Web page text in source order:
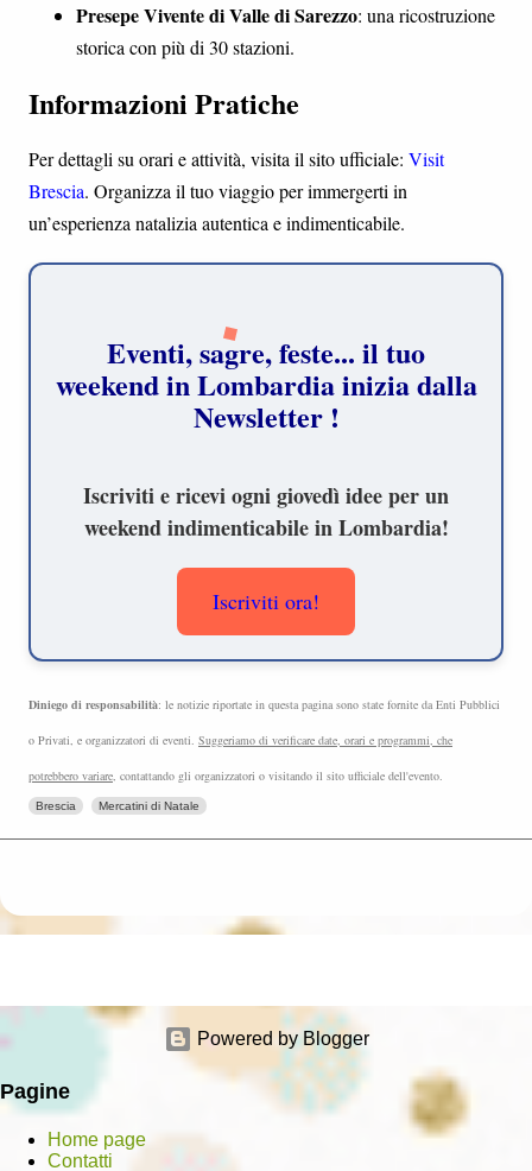
Presepe Vivente di Valle di Sarezzo: una ricostruzione
storica con più di 30 stazioni.
Informazioni Pratiche
Per dettagli su orari e attività, visita il sito ufficiale: Visit
Brescia. Organizza il tuo viaggio per immergerti in
un’esperienza natalizia autentica e indimenticabile.
Eventi, sagre, feste... il tuo
weekend in Lombardia inizia dalla
Newsletter !
Iscriviti e ricevi ogni giovedì idee per un
weekend indimenticabile in Lombardia!
Iscriviti ora!
Diniego di responsabilità: le notizie riportate in questa pagina sono state fornite da Enti Pubblici
o Privati, e organizzatori di eventi. Suggeriamo di verificare date, orari e programmi, che
potrebbero variare, contattando gli organizzatori o visitando il sito ufficiale dell'evento.
Brescia Mercatini di Natale
Powered by Blogger
Pagine
Home page
Contatti